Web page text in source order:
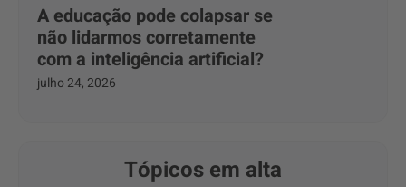
A educação pode colapsar se
não lidarmos corretamente
com a inteligência artificial?
julho 24, 2026
Tópicos em alta